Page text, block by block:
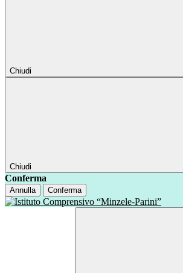
Chiudi
Chiudi
Conferma
Annulla Conferma